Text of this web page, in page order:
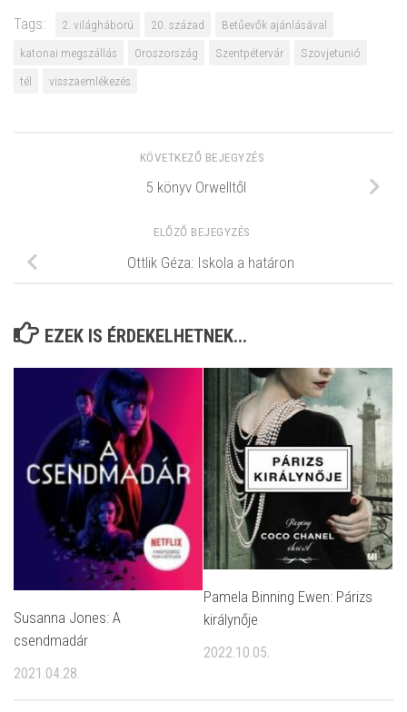
Tags: 2. világháború 20. század
Betűevők ajánlásával
katonai megszállás
Oroszország Szentpétervár
Szovjetunió
tél
visszaemlékezés
KÖVETKEZŐ BEJEGYZÉS
5 könyv Orwelltől
ELŐZŐ BEJEGYZÉS
Ottlik Géza: Iskola a határon
EZEK IS ÉRDEKELHETNEK...
Susanna Jones: A
csendmadár
2021.04.28.
Pamela Binning Ewen: Párizs
királynője
2022.10.05.